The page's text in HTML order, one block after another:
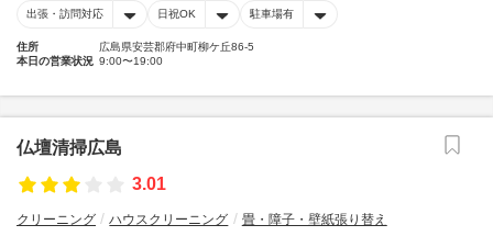
出張・訪問対応 日祝OK 駐車場有
住所
広島県安芸郡府中町柳ケ丘86-5
本日の営業状況 9:00〜19:00
仏壇清掃広島
3.01
クリーニング ハウスクリーニング 畳・障子・壁紙張り替え